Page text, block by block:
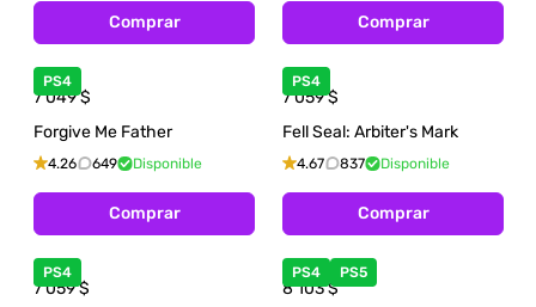
Comprar Comprar
PS4
7 049$
Forgive Me Father
4.26 649 Disponible
Comprar
PS4
7 059$
Fell Seal: Arbiter's Mark
4.67 837 Disponible
Comprar
PS4
7 059$
PS4 PS5
8 103$